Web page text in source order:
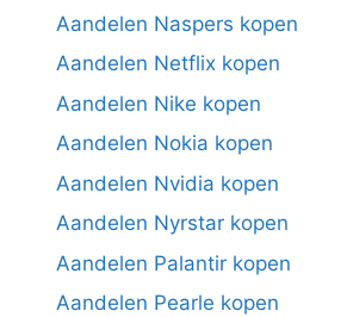
Aandelen Naspers kopen
Aandelen Netflix kopen
Aandelen Nike kopen
Aandelen Nokia kopen
Aandelen Nvidia kopen
Aandelen Nyrstar kopen
Aandelen Palantir kopen
Aandelen Pearle kopen